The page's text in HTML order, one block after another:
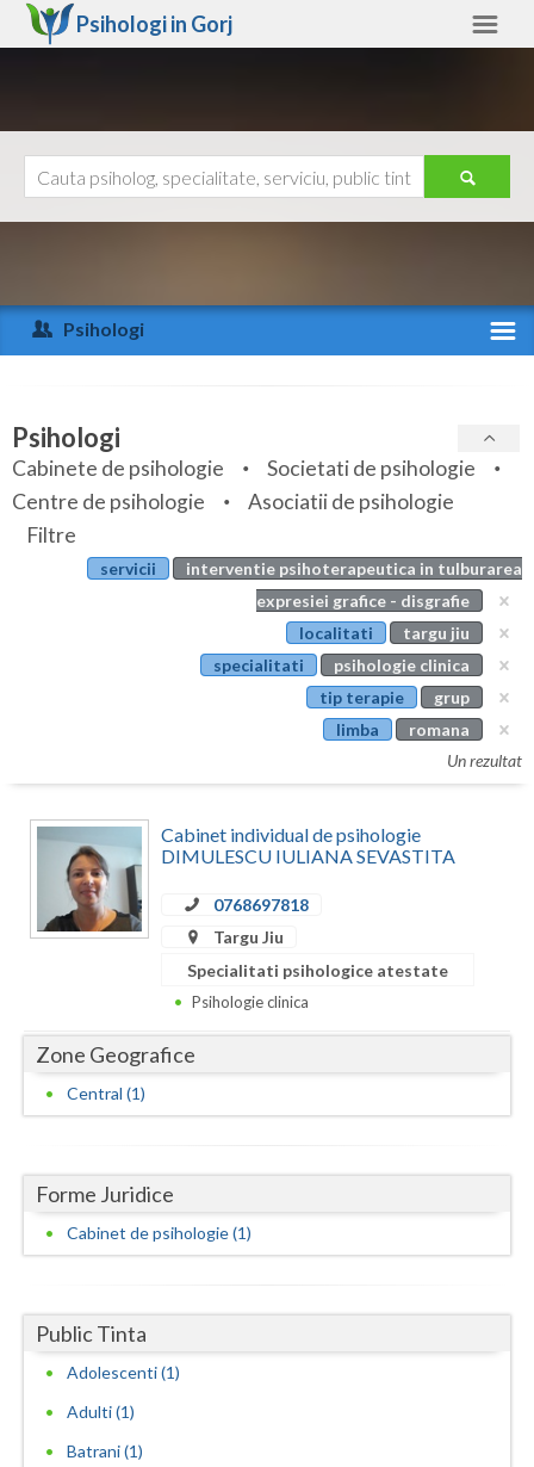
Psihologi in Gorj
Arad
Arges
Bihor
Bistrita-Nasaud
Botosani
Calarasi
Constanta
Dolj
Galati
Gorj
Hunedoara
Ialomita
Iasi
Ilfov
Ajutor
Psihologi
Specialitati
Servicii
Articole
Evenimente
Psihologi
Cabinete de psihologie
Societati de psihologie
Centre de psihologie
Asociatii de psihologie
Filtre
servicii
interventie psihoterapeutica in tulburarea
expresiei grafice - disgrafie
localitati
targu jiu
specialitati
psihologie clinica
tip terapie
grup
limba
romana
Un rezultat
Cabinet individual de psihologie
DIMULESCU IULIANA SEVASTITA
0768697818
Targu Jiu
Specialitati psihologice atestate
Psihologie clinica
Zone Geografice
Central (1)
Forme Juridice
Cabinet de psihologie (1)
Public Tinta
Adolescenti (1)
Adulti (1)
Batrani (1)